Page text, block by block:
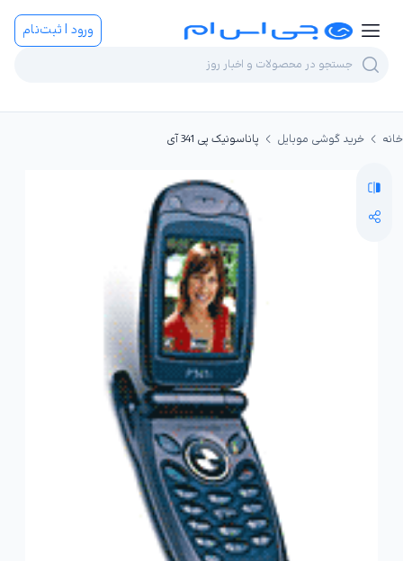
ورود | ثبت‌نام
خانه خرید گوشی موبایل پاناسونیک پی 341 آی